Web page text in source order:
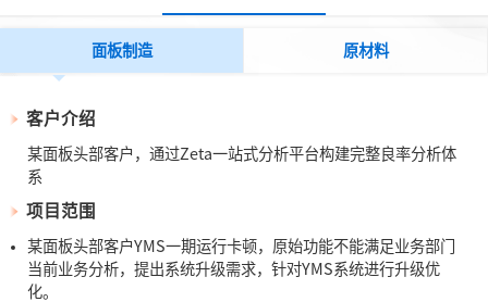
面板制造 原材料
客户介绍
某面板头部客户，通过Zeta一站式分析平台构建完整良率分析体
系
项目范围
某面板头部客户YMS一期运行卡顿，原始功能不能满足业务部门
当前业务分析，提出系统升级需求，针对YMS系统进行升级优
化。